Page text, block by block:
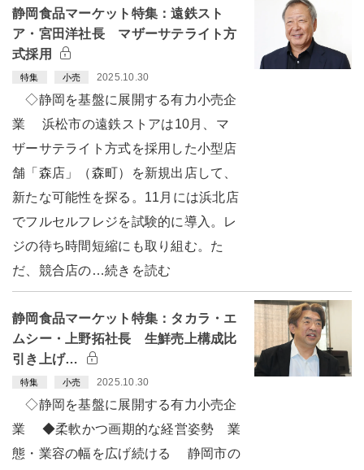
静岡食品マーケット特集：遠鉄スト
ア・宮田洋社長 マザーサテライト方
式採用
特集 小売 2025.10.30
◇静岡を基盤に展開する有力小売企
業 浜松市の遠鉄ストアは10月、マ
ザーサテライト方式を採用した小型店
舗「森店」（森町）を新規出店して、
新たな可能性を探る。11月には浜北店
でフルセルフレジを試験的に導入。レ
ジの待ち時間短縮にも取り組む。た
だ、競合店の…続きを読む
静岡食品マーケット特集：タカラ・エ
ムシー・上野拓社長 生鮮売上構成比
引き上げ…
特集 小売 2025.10.30
◇静岡を基盤に展開する有力小売企
業 ◆柔軟かつ画期的な経営姿勢 業
態・業容の幅を広げ続ける 静岡市の